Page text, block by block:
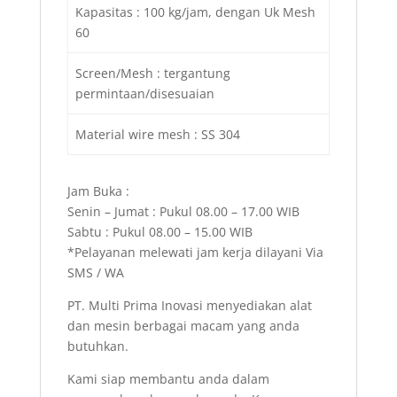
Kapasitas : 100 kg/jam, dengan Uk Mesh
60
Screen/Mesh : tergantung
permintaan/disesuaian
Material wire mesh : SS 304
Jam Buka :
Senin – Jumat : Pukul 08.00 – 17.00 WIB
Sabtu : Pukul 08.00 – 15.00 WIB
*Pelayanan melewati jam kerja dilayani Via
SMS / WA
PT. Multi Prima Inovasi menyediakan alat
dan mesin berbagai macam yang anda
butuhkan.
Kami siap membantu anda dalam